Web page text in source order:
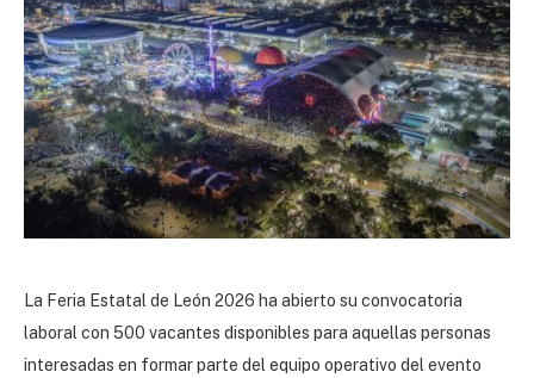
La Feria Estatal de León 2026 ha abierto su convocatoria
laboral con 500 vacantes disponibles para aquellas personas
interesadas en formar parte del equipo operativo del evento